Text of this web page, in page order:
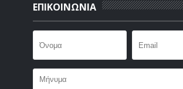
ΕΠΙΚΟΙΝΩΝΙΑ